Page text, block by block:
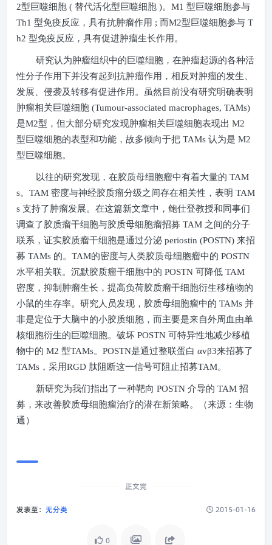
2型巨噬细胞 ( 替代活化型巨噬细胞 )。 M1 型巨噬细胞参与
Th1 型免疫反应，具有抗肿瘤作用 ; 而M2型巨噬细胞参与 T
h2 型免疫反应，具有促进肿瘤生长作用。
研究认为肿瘤组织中的巨噬细胞，在肿瘤起源的各种活
性分子作用下并没有起到抗肿瘤作用，相反对肿瘤的发生、
发展、侵袭及转移有促进作用。虽然目前没有研究明确表明
肿瘤相关巨噬细胞 (Tumour-associated macrophages, TAMs)
是M2型，但大部分研究发现肿瘤相关巨噬细胞表现出 M2
型巨噬细胞的表型和功能，故多倾向于把 TAMs 认为是 M2
型巨噬细胞。
以往的研究发现，在胶质母细胞瘤中有着大量的 TAM
s。 TAM 密度与神经胶质瘤分级之间存在相关性，表明 TAM
s 支持了肿瘤发展。在这篇新文章中，鲍仕登教授和同事们
调查了胶质瘤干细胞与胶质母细胞瘤招募 TAM 之间的分子
联系，证实胶质瘤干细胞是通过分泌 periostin (POSTN) 来招
募 TAMs 的。 TAM的密度与人类胶质母细胞瘤中的 POSTN
水平相关联。沉默胶质瘤干细胞中的 POSTN 可降低 TAM
密度，抑制肿瘤生长，提高负荷胶质瘤干细胞衍生移植物的
小鼠的生存率。研究人员发现，胶质母细胞瘤中的 TAMs 并
非是定位于大脑中的小胶质细胞，而主要是来自外周血由单
核细胞衍生的巨噬细胞。破坏 POSTN 可特异性地减少移植
物中的 M2 型TAMs。 POSTN是通过整联蛋白 αvβ3来招募了
TAMs ，采用RGD 肽阻断这一信号可阻止招募TAM。
新研究为我们指出了一种靶向 POSTN 介导的 TAM 招
募，来改善胶质母细胞瘤治疗的潜在新策略。（来源：生物
通）
正文完
发表至： 无分类 2015-01-16
0